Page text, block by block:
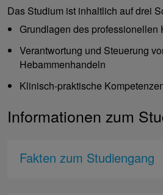
Das Studium ist inhaltlich auf drei
Grundlagen des professionellen
Verantwortung und Steuerung
Hebammenhandeln
Klinisch-praktische
Informationen zum
Fakten zum Studiengang